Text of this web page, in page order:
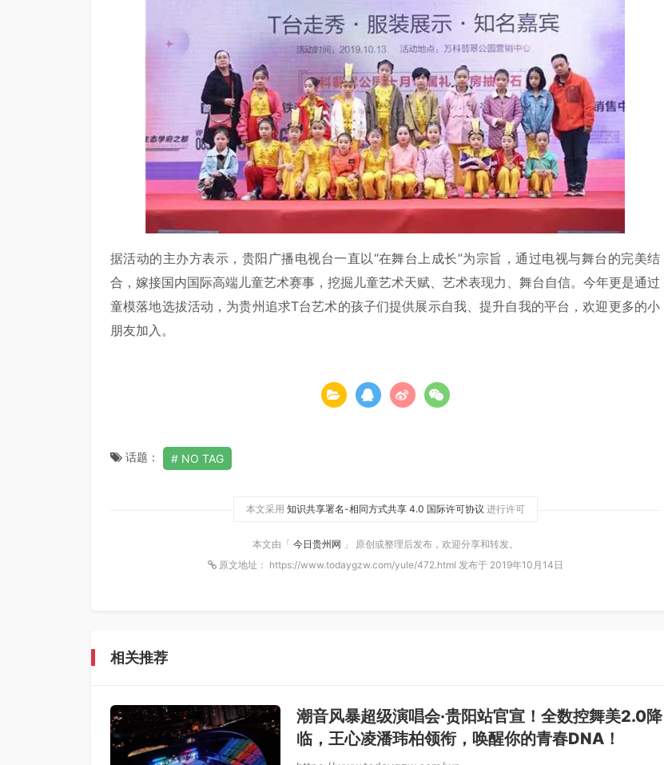
据活动的主办方表示，贵阳广播电视台一直以“在舞台上成长”为宗旨，通过电视与舞台的完美结
合，嫁接国内国际高端儿童艺术赛事，挖掘儿童艺术天赋、艺术表现力、舞台自信。今年更是通过
童模落地选拔活动，为贵州追求T台艺术的孩子们提供展示自我、提升自我的平台，欢迎更多的小
朋友加入。
话题： NO TAG
本文采用 知识共享署名-相同方式共享 4.0 国际许可协议 进行许可
本文由「 今日贵州网 」 原创或整理后发布，欢迎分享和转发。
原文地址： https://www.todaygzw.com/yule/472.html 发布于 2019年10月14日
相关推荐
潮音风暴超级演唱会·贵阳站官宣！全数控舞美2.0降
临，王心凌潘玮柏领衔，唤醒你的青春DNA！